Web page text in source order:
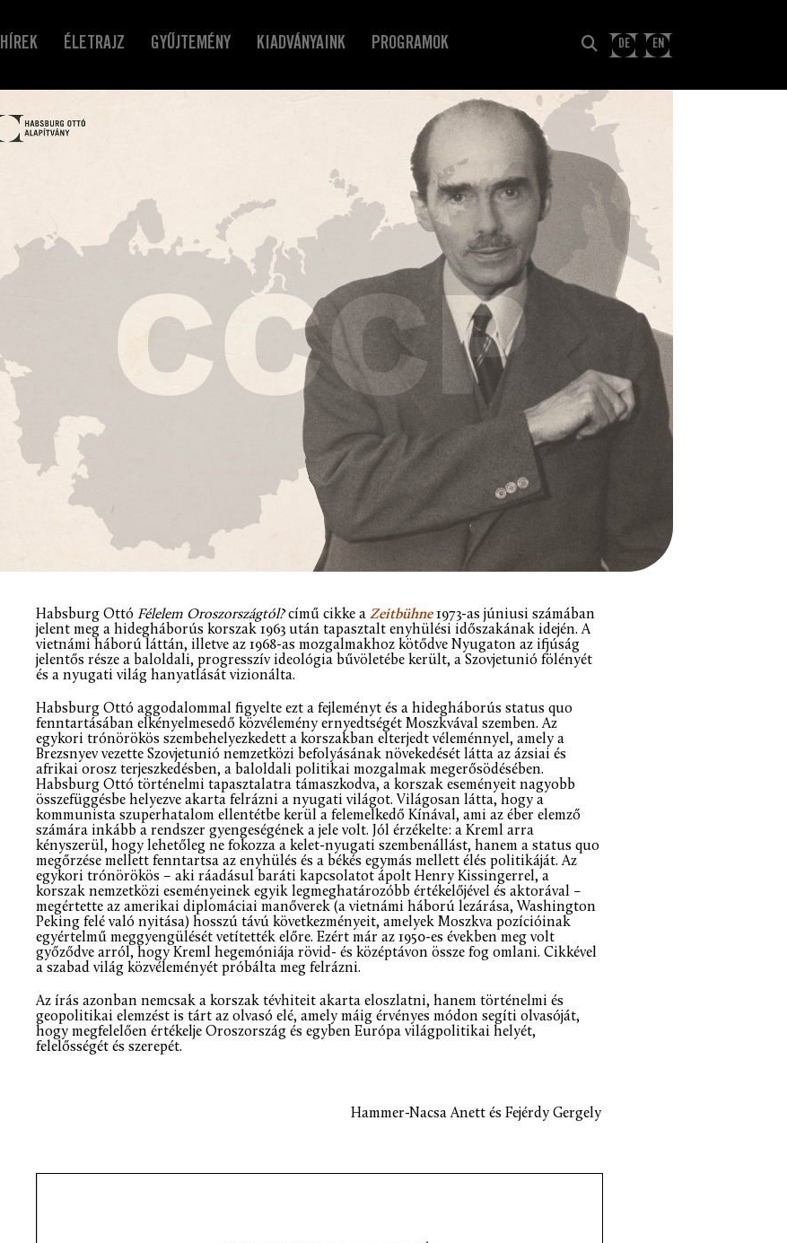
HÍREK ÉLETRAJZ GYŰJTEMÉNY KIADVÁNYAINK PROGRAMOK DE EN
Habsburg Ottó Félelem Oroszországtól?című cikke a Zeitbühne 1973-as júniusi számában
jelent meg a hidegháborús korszak 1963 után tapasztalt enyhülési időszakának idején. A
vietnámi háború láttán, illetve az 1968-as mozgalmakhoz kötődve Nyugaton az ifjúság
jelentős része a baloldali, progresszív ideológia bűvöletébe került, a Szovjetunió fölényét
és a nyugati világ hanyatlását vizionálta.
Habsburg Ottó aggodalommal figyelte ezt a fejleményt és a hidegháborús status quo
fenntartásában elkényelmesedő közvélemény ernyedtségét Moszkvával szemben. Az
egykori trónörökös szembehelyezkedett a korszakban elterjedt véleménnyel, amely a
Brezsnyev vezette Szovjetunió nemzetközi befolyásának növekedését látta az ázsiai és
afrikai orosz terjeszkedésben, a baloldali politikai mozgalmak megerősödésében.
Habsburg Ottó történelmi tapasztalatra támaszkodva, a korszak eseményeit nagyobb
összefüggésbe helyezve akarta felrázni a nyugati világot. Világosan látta, hogy a
kommunista szuperhatalom ellentétbe kerül a felemelkedő Kínával, ami az éber elemző
számára inkább a rendszer gyengeségének a jele volt. Jól érzékelte: a Kreml arra
kényszerül, hogy lehetőleg ne fokozza a kelet-nyugati szembenállást, hanem a status quo
megőrzése mellett fenntartsa az enyhülés és a békés egymás mellett élés politikáját. Az
egykori trónörökös – aki ráadásul baráti kapcsolatot ápolt Henry Kissingerrel, a
korszak nemzetközi eseményeinek egyik legmeghatározóbb értékelőjével és aktorával –
megértette az amerikai diplomáciai manőverek (a vietnámi háború lezárása, Washington
Peking felé való nyitása) hosszú távú következményeit, amelyek Moszkva pozícióinak
egyértelmű meggyengülését vetítették előre. Ezért már az 1950-es években meg volt
győződve arról, hogy Kreml hegemóniája rövid- és középtávon össze fog omlani. Cikkével
a szabad világ közvéleményét próbálta meg felrázni.
Az írás azonban nemcsak a korszak tévhiteit akarta eloszlatni, hanem történelmi és
geopolitikai elemzést is tárt az olvasó elé, amely máig érvényes módon segíti olvasóját,
hogy megfelelően értékelje Oroszország és egyben Európa világpolitikai helyét,
felelősségét és szerepét.
Hammer-Nacsa Anett és Fejérdy Gergely